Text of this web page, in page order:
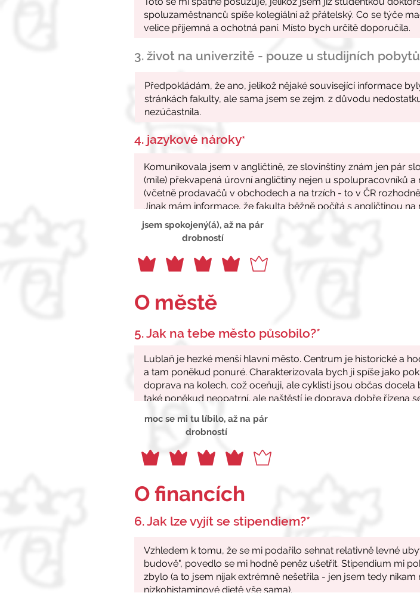
3. život na univerzitě - pouze u studijních pobytů
4. jazykové nároky*
jsem spokojený(á), až na pár
drobností
O městě
5. Jak na tebe město působilo?*
moc se mi tu líbilo, až na pár
drobností
O financích
6. Jak lze vyjít se stipendiem?*